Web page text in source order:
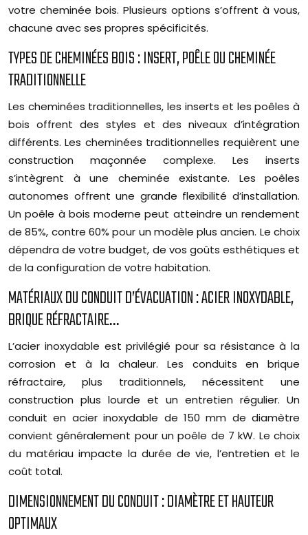
votre cheminée bois. Plusieurs options s’offrent à vous,
chacune avec ses propres spécificités.
TYPES DE CHEMINÉES BOIS : INSERT, POÊLE OU CHEMINÉE
TRADITIONNELLE
Les cheminées traditionnelles, les inserts et les poêles à
bois offrent des styles et des niveaux d’intégration
différents. Les cheminées traditionnelles requièrent une
construction maçonnée complexe. Les inserts
s’intègrent à une cheminée existante. Les poêles
autonomes offrent une grande flexibilité d’installation.
Un poêle à bois moderne peut atteindre un rendement
de 85%, contre 60% pour un modèle plus ancien. Le choix
dépendra de votre budget, de vos goûts esthétiques et
de la configuration de votre habitation.
MATÉRIAUX DU CONDUIT D’ÉVACUATION : ACIER INOXYDABLE,
BRIQUE RÉFRACTAIRE…
L’acier inoxydable est privilégié pour sa résistance à la
corrosion et à la chaleur. Les conduits en brique
réfractaire, plus traditionnels, nécessitent une
construction plus lourde et un entretien régulier. Un
conduit en acier inoxydable de 150 mm de diamètre
convient généralement pour un poêle de 7 kW. Le choix
du matériau impacte la durée de vie, l’entretien et le
coût total.
DIMENSIONNEMENT DU CONDUIT : DIAMÈTRE ET HAUTEUR
OPTIMAUX